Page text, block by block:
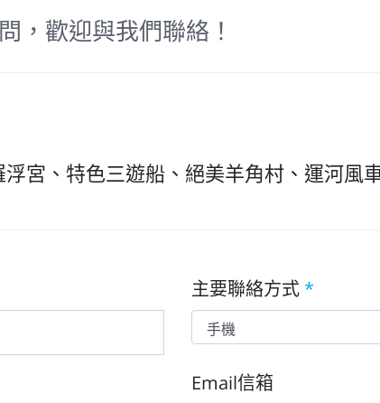
，歡迎與我們聯絡！
宮、特色三遊船、絕美羊角村、運河風
主要聯絡方式 *
Email信箱